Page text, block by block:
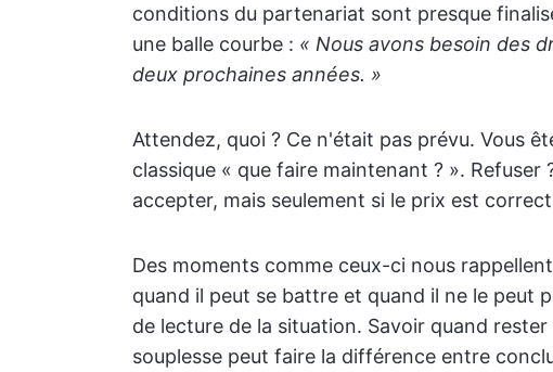
conditions du partenariat sont presque
une balle courbe : « Nous avons besoin des
deux prochaines années. »
Attendez, quoi ? Ce n'était pas prévu. Vous
classique « que faire maintenant ? ».
accepter, mais seulement si le prix est
Des moments comme ceux-ci nous
quand il peut se battre et quand il ne le peut
de lecture de la situation. Savoir quand
souplesse peut faire la différence entre